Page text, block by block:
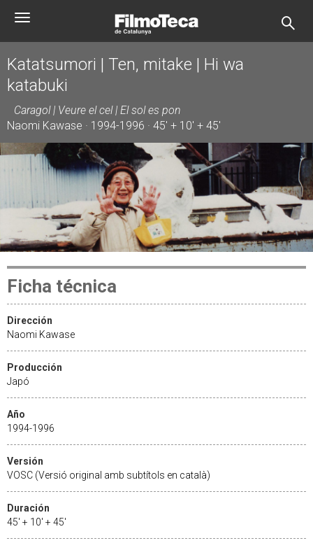
Toggle
Katatsumori | Ten, mitake | Hi wa
katabuki
Caragol | Veure el cel | El sol es pon
Naomi Kawase · 1994-1996 · 45' + 10' + 45'
Ficha técnica
Dirección
Naomi Kawase
Producción
Japó
Año
1994-1996
Versión
VOSC (Versió original amb subtítols en català)
Duración
45' + 10' + 45'